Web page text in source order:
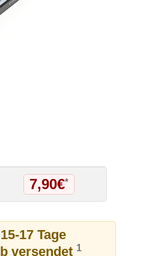
7,90€*
17 Tage
versendet 1